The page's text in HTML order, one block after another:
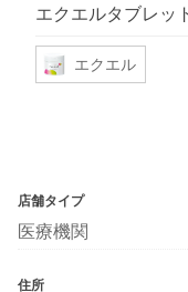
エクエルタブレッ
エクエル
店舗タイプ
医療機関
住所